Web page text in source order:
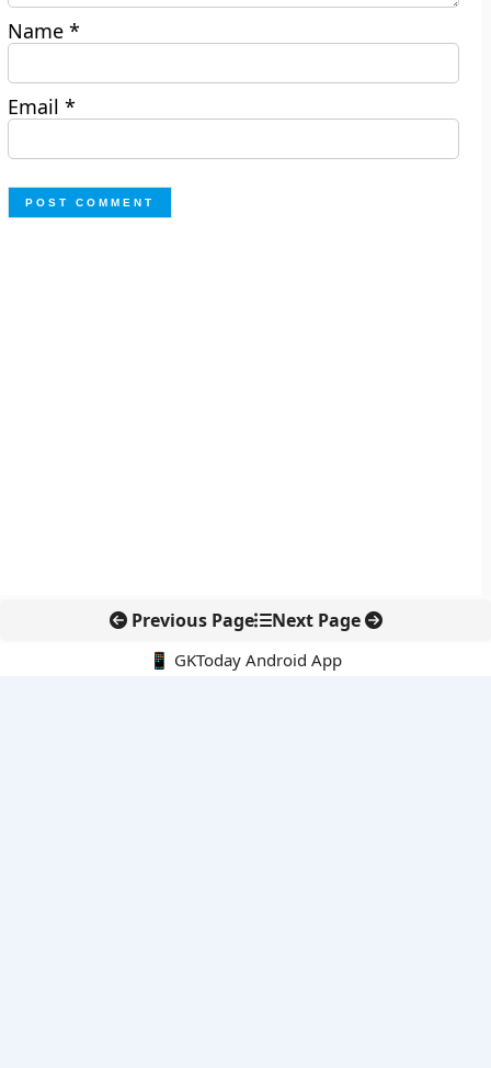
Name*
Email*
Previous Page Next Page
📱 GKToday Android App